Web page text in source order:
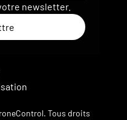
newsletter.
Tous droits